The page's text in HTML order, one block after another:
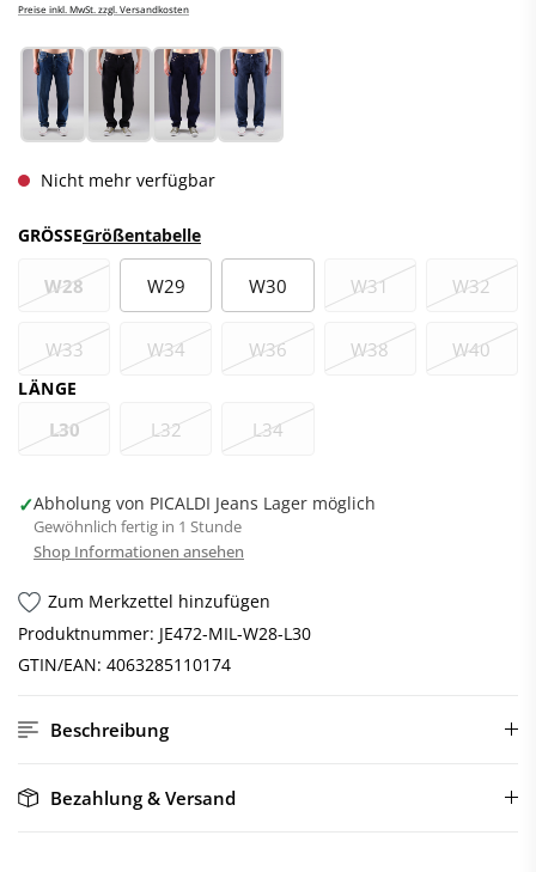
Preise inkl. MwSt. zzgl. Versandkosten
Nicht mehr verfügbar
GRÖSSEGrößentabelle
W28 W29 W30 W31 W32
W33 W34 W36 W38 W40
LÄNGE
L30 L32 L34
✓Abholung von PICALDI Jeans Lager möglich
Gewöhnlich fertig in 1 Stunde
Shop Informationen ansehen
Zum Merkzettel hinzufügen
Produktnummer: JE472-MIL-W28-L30
GTIN/EAN: 4063285110174
Beschreibung
Bezahlung & Versand